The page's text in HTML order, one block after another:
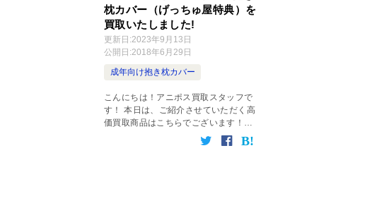
枕カバー（げっちゅ屋特典）を
買取いたしました!
更新日:2023年9月13日
公開日:2018年6月29日
成年向け抱き枕カバー
こんにちは！アニポス買取スタッフで
す！ 本日は、ご紹介させていただく高
価買取商品はこちらでございます！
「ワガママハイスペックOC」げっちゅ
屋様特典 鳴海兎亜 描き下ろし抱き枕